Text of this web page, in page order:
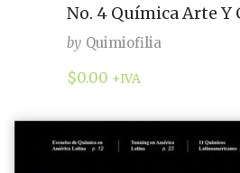
No. 4 Química Arte Y
by Quimiofilia
$0.00 +IVA